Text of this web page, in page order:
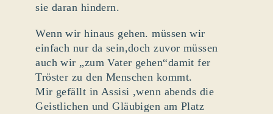
sie daran hindern.
Wenn wir hinaus gehen. müssen wir
einfach nur da sein,doch zuvor müssen
auch wir „zum Vater gehen“damit fer
Tröster zu den Menschen kommt.
Mir gefällt in Assisi ,wenn abends die
Geistlichen und Gläubigen am Platz